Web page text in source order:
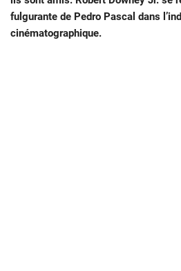
fulgurante de Pedro Pascal dans
cinématographique.